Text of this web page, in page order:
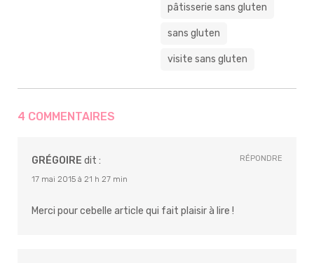
pâtisserie sans gluten
sans gluten
visite sans gluten
4 COMMENTAIRES
GRÉGOIRE dit :
17 mai 2015 à 21 h 27 min
Merci pour cebelle article qui fait plaisir à lire !
RÉPONDRE